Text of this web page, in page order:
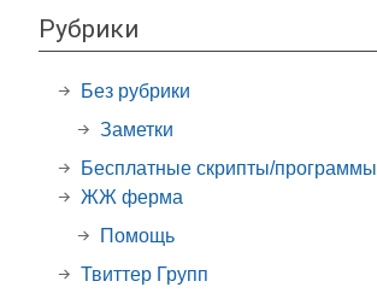
Рубрики
Без рубрики
Заметки
Бесплатные скрипты/программы
ЖЖ ферма
Помощь
Твиттер Групп